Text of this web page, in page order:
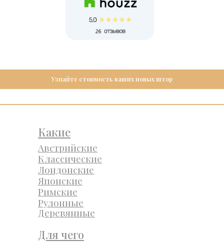
Узнайте стоимость ваших новых штор
Какие
Австрийские
Классические
Лондонские
Японские
Римские
Рулонные
Для чего
Деревянные